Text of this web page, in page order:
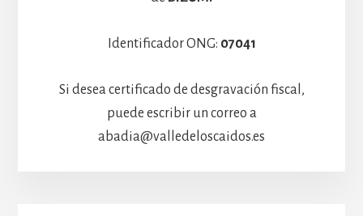
Identificador ONG: 07041
Si desea certificado de desgravación fiscal,
puede escribir un correo a
abadia@valledeloscaidos.es